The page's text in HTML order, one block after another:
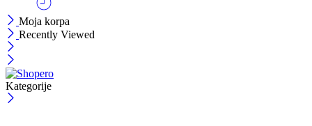
Moja korpa
Recently Viewed
Kategorije